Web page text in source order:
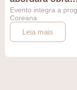
Evento integra a
Coreana
Leia mais